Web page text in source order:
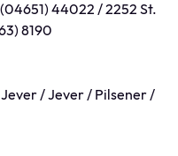
44022 / 2252 St.
8190
/ Jever / Pilsener /